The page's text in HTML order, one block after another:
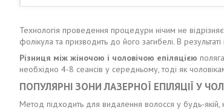
Технологія проведення процедури нічим не
фолікула та призводить до його загибелі. В
Різниця між жіночою і чоловічою епіляцією
необхідно 4-8 сеансів у середньому, тоді як
ПОПУЛЯРНІ ЗОНИ ЛАЗЕРНОЇ ЕПІЛЯЦІЇ У
Метод підходить для видалення волосся у будь-якій,